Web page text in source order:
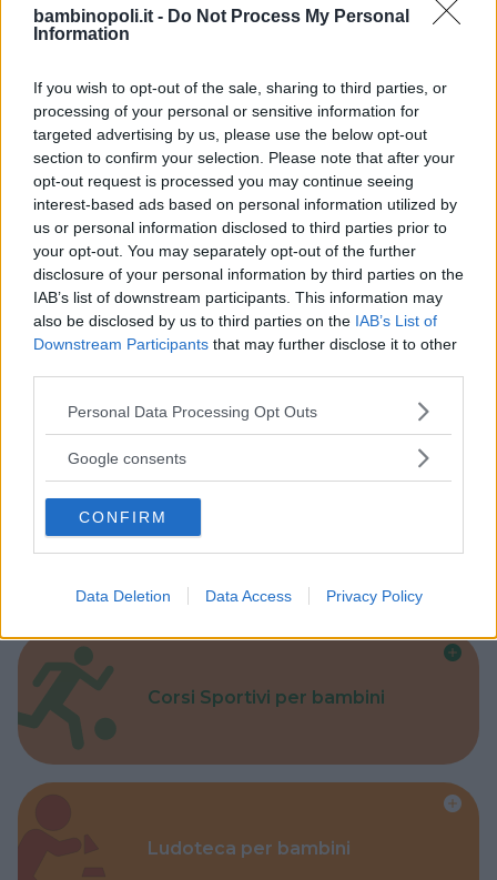
bambinopoli.it - Do Not Process My Personal
Information
If you wish to opt-out of the sale, sharing to third parties, or
processing of your personal or sensitive information for
targeted advertising by us, please use the below opt-out
section to confirm your selection. Please note that after your
opt-out request is processed you may continue seeing
interest-based ads based on personal information utilized by
us or personal information disclosed to third parties prior to
your opt-out. You may separately opt-out of the further
disclosure of your personal information by third parties on the
IAB’s list of downstream participants. This information may
also be disclosed by us to third parties on the IAB’s List of
Downstream Participants that may further disclose it to other
Please note that this website/app uses one or more Google
not limited to your visit or usage behaviour. You may click to
use your data for below specified purposes in below Google
consent section.
Personal Data Processing Opt Outs
Google consents
CONFIRM
Data Deletion Data Access Privacy Policy
Feste
Kinderheim
Corsi Sportivi per bambini
Ludoteca per bambini